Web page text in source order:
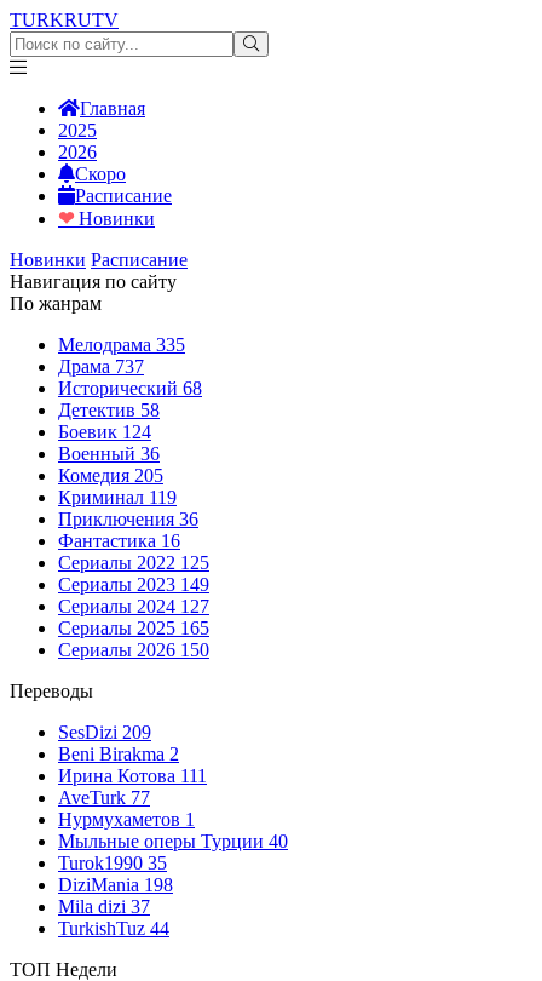
TURKRUTV
Главная
2025
2026
Скоро
Расписание
❤Новинки
Новинки Расписание
Навигация по сайту
По жанрам
Мелодрама 335
Драма 737
Исторический 68
Детектив 58
Боевик 124
Военный 36
Комедия 205
Криминал 119
Приключения 36
Фантастика 16
Сериалы 2022 125
Сериалы 2023 149
Сериалы 2024 127
Сериалы 2025 165
Сериалы 2026 150
Переводы
SesDizi 209
Beni Birakma 2
Ирина Котова 111
AveTurk 77
Нурмухаметов 1
Мыльные оперы Турции 40
Turok1990 35
DiziMania 198
Mila dizi 37
TurkishTuz 44
ТОП Недели